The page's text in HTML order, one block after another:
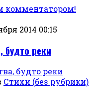
комментатором!
2014 00:15
будто реки
Стихи (без рубрики)